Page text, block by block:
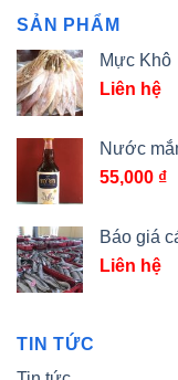
SẢN PHẨM
Mực Khô
Liên hệ
Nước
55,000 ₫
Báo giá
Liên hệ
TIN TỨC